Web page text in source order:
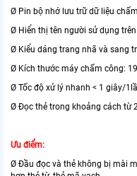
Ø Pin bộ nhớ lưu trữ dữ liệu
Ø Hiển thị tên người sử dụng
Ø Kiểu dáng trang nhã và sang
Ø Kích thước máy chấm công:
Ø Tốc độ xử lý nhanh < 1 giây/
Ø Đọc thẻ trong khoảng cách từ
Ưu điểm:
Ø Đầu đọc và thẻ không bị mài